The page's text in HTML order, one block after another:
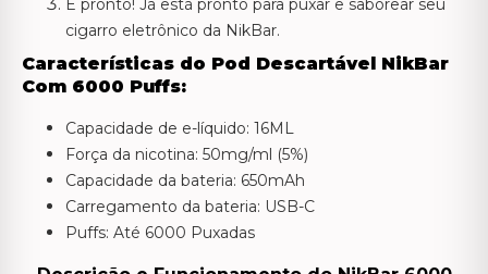
E pronto! Já está pronto para puxar e saborear seu
cigarro eletrônico da NikBar.
Características do Pod Descartável NikBar
Com 6000 Puffs:
Capacidade de e-líquido: 16ML
Força da nicotina: 50mg/ml (5%)
Capacidade da bateria: 650mAh
Carregamento da bateria: USB-C
Puffs: Até 6000 Puxadas